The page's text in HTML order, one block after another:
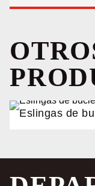
Eslingas de